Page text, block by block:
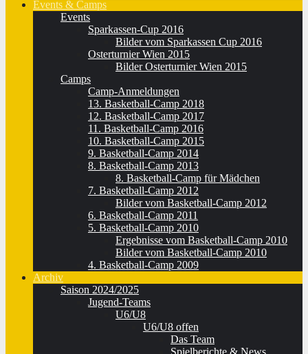
Events & Camps
Events
Sparkassen-Cup 2016
Bilder vom Sparkassen Cup 2016
Osterturnier Wien 2015
Bilder Osterturnier Wien 2015
Camps
Camp-Anmeldungen
13. Basketball-Camp 2018
12. Basketball-Camp 2017
11. Basketball-Camp 2016
10. Basketball-Camp 2015
9. Basketball-Camp 2014
8. Basketball-Camp 2013
8. Basketball-Camp für Mädchen
7. Basketball-Camp 2012
Bilder vom Basketball-Camp 2012
6. Basketball-Camp 2011
5. Basketball-Camp 2010
Ergebnisse vom Basketball-Camp 2010
Bilder vom Basketball-Camp 2010
4. Basketball-Camp 2009
Archiv
Saison 2024/2025
Jugend-Teams
U6/U8
U6/U8 offen
Das Team
Spielberichte & News